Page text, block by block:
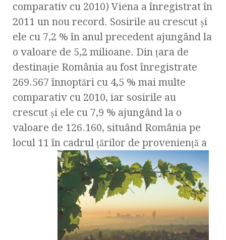
comparativ cu 2010) Viena a înregistrat în
2011 un nou record. Sosirile au crescut și
ele cu 7,2 % în anul precedent ajungând la
o valoare de 5,2 milioane. Din țara de
destinație România au fost înregistrate
269.567 înnoptări cu 4,5 % mai multe
comparativ cu 2010, iar sosirile au
crescut și ele cu 7,9 % ajungând la o
valoare de 126.160, situând România pe
locul 11 în cadrul țărilor de proveniență a